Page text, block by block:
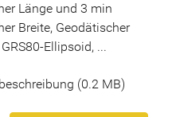
Länge und 3 min
Breite, Geodätischer
Ellipsoid, ...
(0.2 MB)